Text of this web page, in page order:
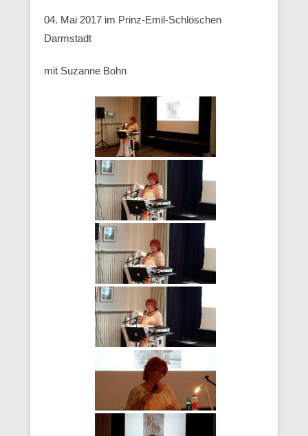
04. Mai 2017 im Prinz-Emil-Schlöschen
Darmstadt
mit Suzanne Bohn